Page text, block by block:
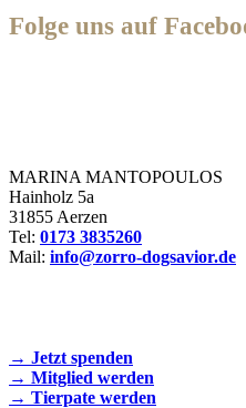
Folge uns auf
MARINA MANTOPOULOS
Hainholz 5a
31855 Aerzen
Tel: 0173 3835260
Mail: info@zorro-dogsavior.de
→ Jetzt spenden
→ Mitglied werden
→ Tierpate werden